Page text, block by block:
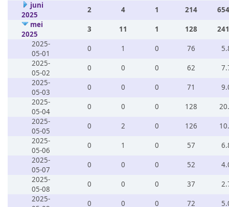
juni
2025
2 4 1 214
mei
2025
3 11 1 128
2025-
05-01
0 1 0 76
2025-
05-02
0 0 0 62
2025-
05-03
0 0 0 71
2025-
05-04
0 0 0 128
2025-
05-05
0 2 0 126
2025-
05-06
0 1 0 57
2025-
05-07
0 0 0 52
2025-
05-08
0 0 0 37
2025-
0 0 0 72